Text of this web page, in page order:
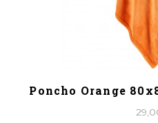
Poncho Orange